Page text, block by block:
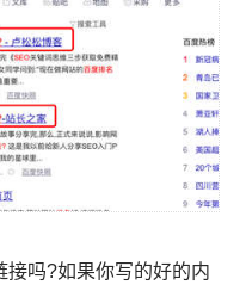
接吗?如果你写的好的内